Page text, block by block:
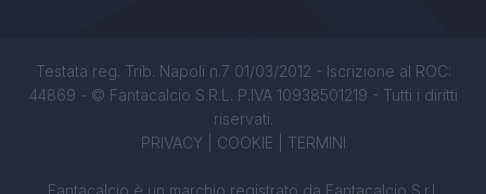
Testata reg. Trib. Napoli n.7 01/03/2012 - Iscrizione al ROC:
44869 - © Fantacalcio S.R.L. P.IVA 10938501219 - Tutti i diritti
riservati.
PRIVACY| COOKIE TERMINI
Fantacalcio è un marchio registrato da Fantacalcio S.r.l.